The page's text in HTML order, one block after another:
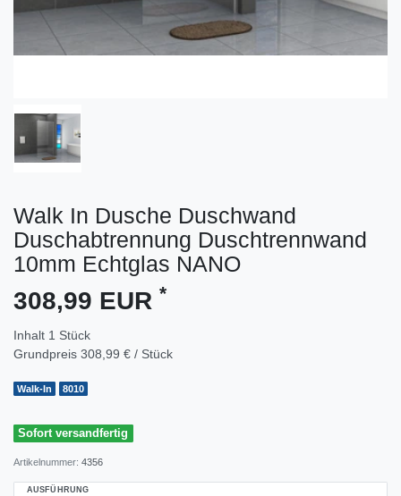
Walk In Dusche Duschwand
Duschabtrennung Duschtrennwand
10mm Echtglas NANO
308,99 EUR *
Inhalt 1 Stück
Grundpreis 308,99 € / Stück
Walk-In 8010
Sofort versandfertig
Artikelnummer: 4356
AUSFÜHRUNG